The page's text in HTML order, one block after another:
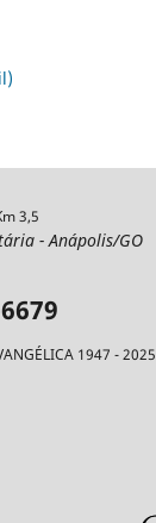
3,5
- Anápolis/GO
1947 - 2025